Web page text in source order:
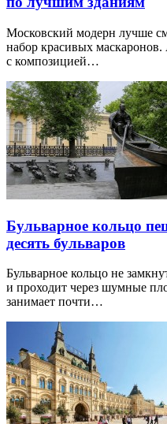
Московский модерн лучше
набор красивых
с композицией…
Бульварное кольцо
десять бульваров
Бульварное кольцо не
и проходит через шумные
занимает почти…